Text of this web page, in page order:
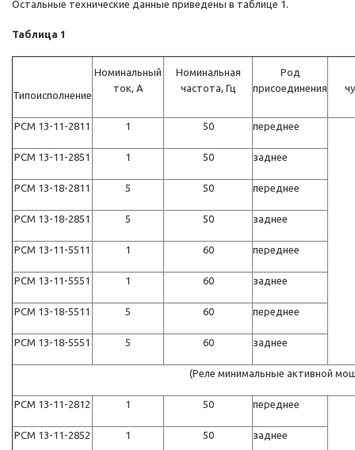
Остальные технические данные приведены в таблице 1.
Таблица 1
Типоисполнение
Номинальный
ток, А
Номинальная
частота, Гц
Род
присоединения
РСМ 13-11-2811 1 50 переднее
РСМ 13-11-2851 1 50 заднее
РСМ 13-18-2811 5 50 переднее
РСМ 13-18-2851 5 50 заднее
РСМ 13-11-5511 1 60 переднее
РСМ 13-11-5551 1 60 заднее
РСМ 13-18-5511 5 60 переднее
РСМ 13-18-5551 5 60 заднее
(Реле минимальные активной
РСМ 13-11-2812 1 50 переднее
РСМ 13-11-2852 1 50 заднее